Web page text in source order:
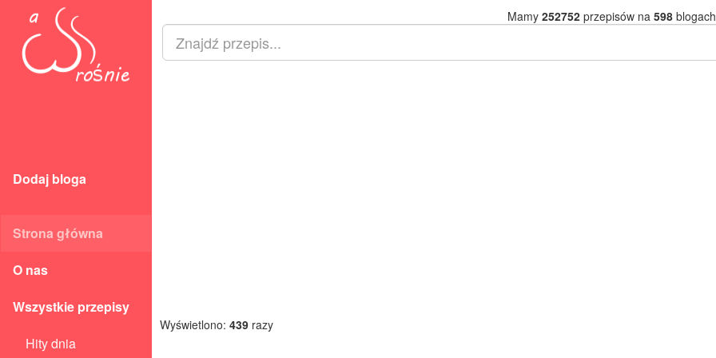
Dodaj bloga
Strona główna
O nas
Wszystkie przepisy
Hity dnia
Mamy 252752przepisów na 598
Wyświetlono: 439 razy